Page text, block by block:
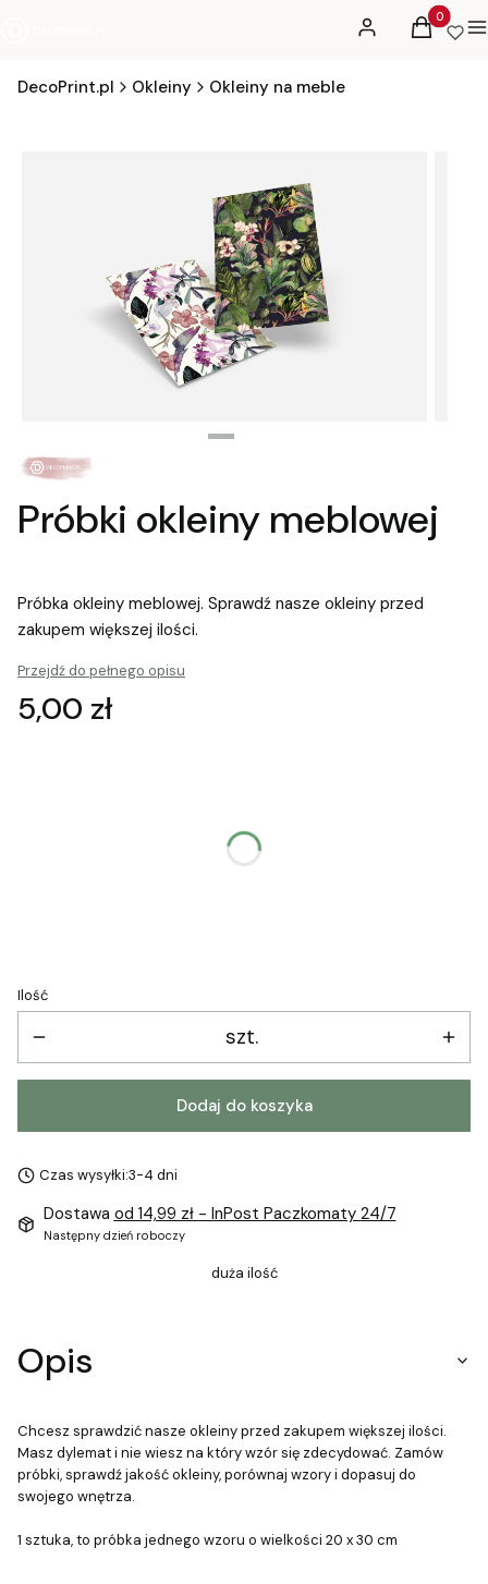
Zaloguj sięProdukty
Koszyk
DecoPrint.pl Okleiny Okleiny na meble
Próbki okleiny meblowej
Próbka okleiny meblowej. Sprawdź nasze okleiny przed
zakupem większej ilości.
Przejdź do pełnego opisu
Cena
5,00 zł
Ilość
szt.
Dodaj do koszyka
Czas wysyłki:3-4 dni
Dostawa od 14,99 zł - InPost Paczkomaty 24/7
Następny dzień roboczy
duża ilość
Opis
Chcesz sprawdzić nasze okleiny przed zakupem większej ilości.
Masz dylemat i nie wiesz na który wzór się zdecydować. Zamów
próbki, sprawdź jakość okleiny, porównaj wzory i dopasuj do
swojego wnętrza.
1 sztuka, to próbka jednego wzoru o wielkości 20 x 30 cm